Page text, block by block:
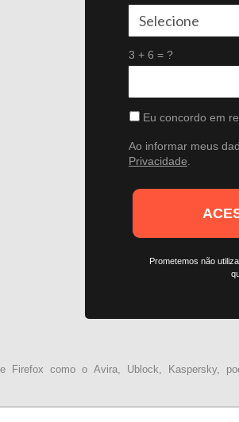
3 + 6 = ?
Eu concordo em
Ao informar meus
Privacidade
Prometemos não
Firefox como o Avira, Ublock, Kaspersky,